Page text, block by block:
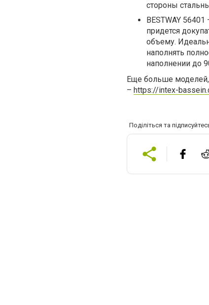
стороны
BESTWAY
придется
объему.
наполнять
наполнении до
Еще больше моделей,
– https://intex-
Поділіться та